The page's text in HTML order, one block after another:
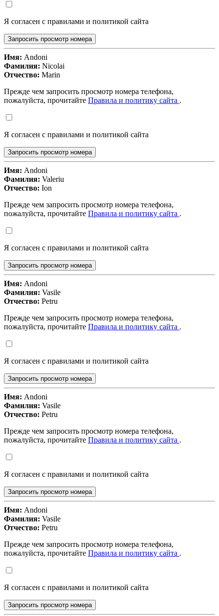
Я согласен с правилами и политикой сайта
Запросить просмотр номера
Имя: Andoni
Фамилия: Nicolai
Отчество: Marin
Прежде чем запросить просмотр номера телефона,
пожалуйста, прочитайте Правила и политику сайта .
Я согласен с правилами и политикой сайта
Запросить просмотр номера
Имя: Andoni
Фамилия: Valeriu
Отчество: Ion
Прежде чем запросить просмотр номера телефона,
пожалуйста, прочитайте Правила и политику сайта .
Я согласен с правилами и политикой сайта
Запросить просмотр номера
Имя: Andoni
Фамилия: Vasile
Отчество: Petru
Прежде чем запросить просмотр номера телефона,
пожалуйста, прочитайте Правила и политику сайта .
Я согласен с правилами и политикой сайта
Запросить просмотр номера
Имя: Andoni
Фамилия: Vasile
Отчество: Petru
Прежде чем запросить просмотр номера телефона,
пожалуйста, прочитайте Правила и политику сайта .
Я согласен с правилами и политикой сайта
Запросить просмотр номера
Имя: Andoni
Фамилия: Vasile
Отчество: Petru
Прежде чем запросить просмотр номера телефона,
пожалуйста, прочитайте Правила и политику сайта .
Я согласен с правилами и политикой сайта
Запросить просмотр номера